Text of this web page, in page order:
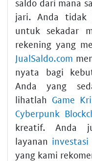
saldo dari mana
jari. Anda tidak
untuk sekadar
rekening yang
JualSaldo.com
nyata bagi
Anda yang
lihatlah Game
Cyberpunk
kreatif. Anda
layanan
yang kami